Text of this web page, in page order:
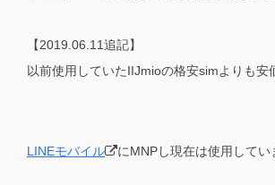
【2019.06.11追記】
以前使用していたIIJmioの格安simよりも安
LINEモバイル にMNPし現在は使用してい